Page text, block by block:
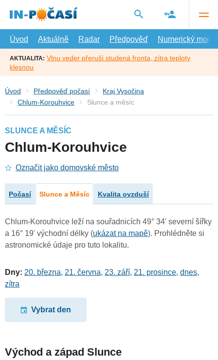
hlavní
Úvod
Aktuálně Radar Předpověď Numerický model
AKTUALITA: Vlnu veder přeruší studená fronta, zítra teploty
klesnou
Úvod Předpověď počasí
Kraj Vysočina
Chlum-Korouhvice
Slunce a měsíc
SLUNCE A MĚSÍC
Chlum-Korouhvice
Označit jako domovské město
Počasí Slunce a Měsíc Kvalita ovzduší
Chlum-Korouhvice leží na souřadnicích 49° 34' severní šířky
a 16° 19' východní délky (ukázat na mapě). Prohlédněte si
astronomické údaje pro tuto lokalitu.
Dny: 20. března, 21. června, 23. září, 21. prosince, dnes,
zítra
Vybrat den
Východ a západ Slunce